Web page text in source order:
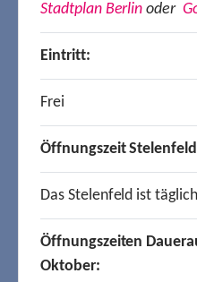
Stadtplan Berlin oder
Eintritt:
Frei
Öffnungszeit
Das Stelenfeld ist
Öffnungszeiten
Oktober: